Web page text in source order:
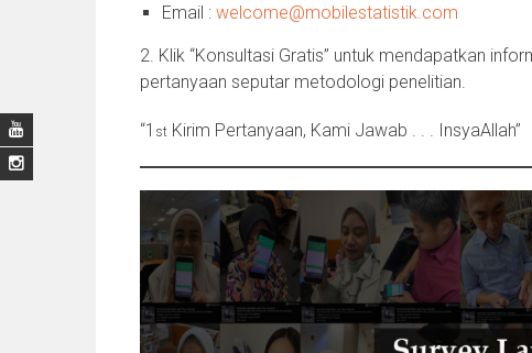
Email : welcome@mobilestatistik.com
2. Klik “Konsultasi Gratis” untuk mendapatkan
pertanyaan seputar metodologi penelitian.
“1 st Kirim Pertanyaan, Kami Jawab . . . InsyaAllah”